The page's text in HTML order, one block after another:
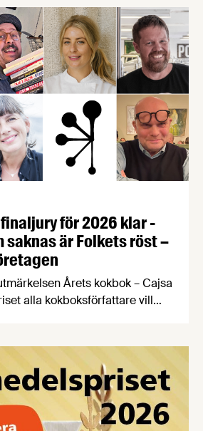
för 2026 klar -
saknas är Folkets röst –
Årets kokbok – Cajsa
alla kokboksförfattare vill
en legendarisk matfotograf.
kokboksälskare möjlighet att
del av finaljuryn som Folkets röst.
Sundin, Karolina Sparring, …